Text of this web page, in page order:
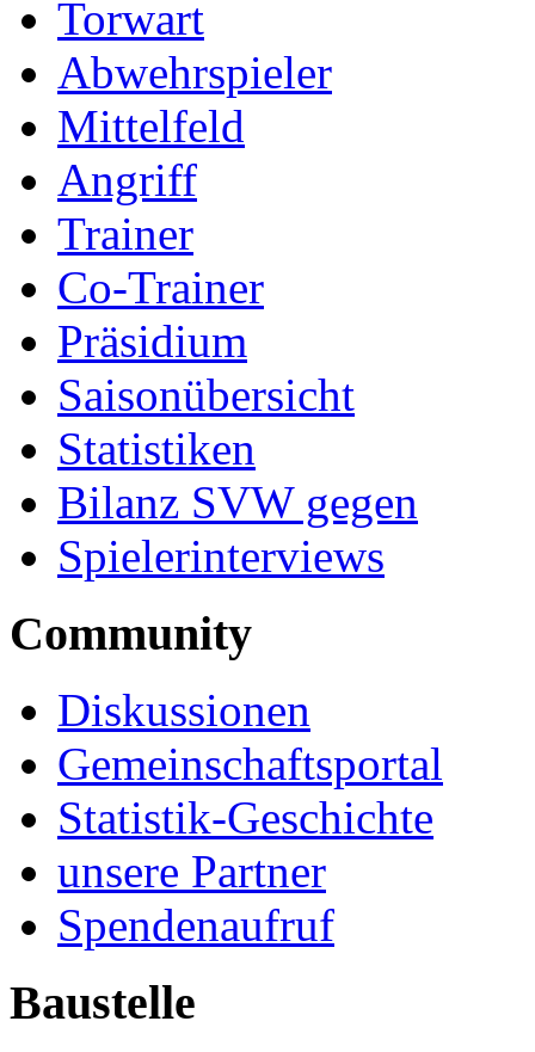
Torwart
Abwehrspieler
Mittelfeld
Angriff
Trainer
Co-Trainer
Präsidium
Saisonübersicht
Statistiken
Bilanz SVW gegen
Spielerinterviews
Community
Diskussionen
Gemeinschaftsportal
Statistik-Geschichte
unsere Partner
Spendenaufruf
Baustelle